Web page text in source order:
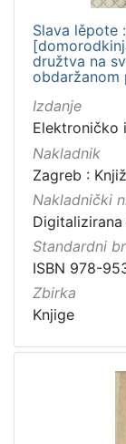
Slava lěpote
družtva na
obdaržanom
Izdanje
Elektroničko
Nakladnik
Zagreb :
Nakladnički
Standardni
ISBN 978-
Zbirka
Knjige